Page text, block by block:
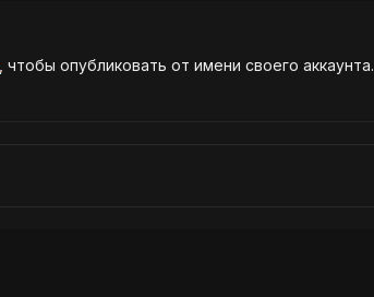
, чтобы опубликовать от имени своего аккаунта.